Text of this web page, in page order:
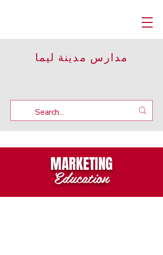
مدارس مدينة ليما
MARKETING
Education